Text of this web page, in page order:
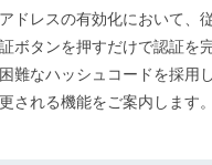
ドレスの有効化において
ボタンを押すだけで認証を
難なハッシュコードを採用
される機能をご案内します